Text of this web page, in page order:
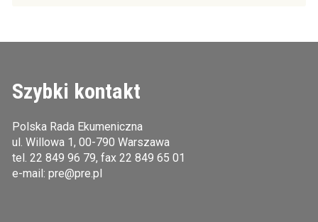
Szybki kontakt
Polska Rada Ekumeniczna
ul. Willowa 1, 00-790 Warszawa
tel. 22 849 96 79, fax 22 849 65 01
e-mail: pre@pre.pl